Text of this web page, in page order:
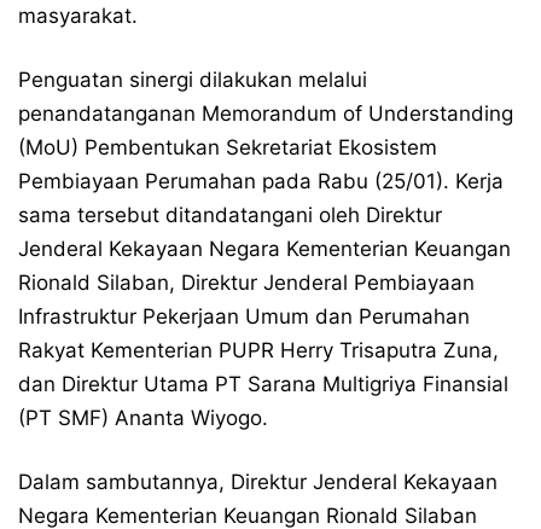
masyarakat.
Penguatan sinergi dilakukan melalui
penandatanganan Memorandum of Understanding
(MoU) Pembentukan Sekretariat Ekosistem
Pembiayaan Perumahan pada Rabu (25/01). Kerja
sama tersebut ditandatangani oleh Direktur
Jenderal Kekayaan Negara Kementerian Keuangan
Rionald Silaban, Direktur Jenderal Pembiayaan
Infrastruktur Pekerjaan Umum dan Perumahan
Rakyat Kementerian PUPR Herry Trisaputra Zuna,
dan Direktur Utama PT Sarana Multigriya Finansial
(PT SMF) Ananta Wiyogo.
Dalam sambutannya, Direktur Jenderal Kekayaan
Negara Kementerian Keuangan Rionald Silaban